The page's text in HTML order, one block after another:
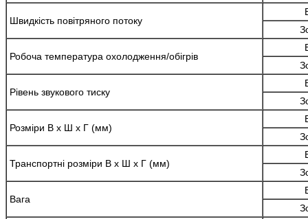
Швидкість повітряного потоку
Робоча температура охолодження/обігрів
Рівень звукового тиску
Розміри В x Ш x Г (мм)
Транспортні розміри В x Ш x Г (мм)
Вага